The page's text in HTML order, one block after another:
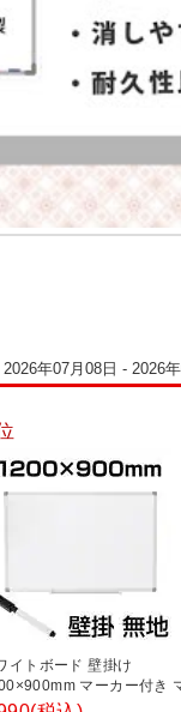
年07月08日 - 2026
イトボード 壁掛け
マーカー付き
ト対応 3.5kg OC-